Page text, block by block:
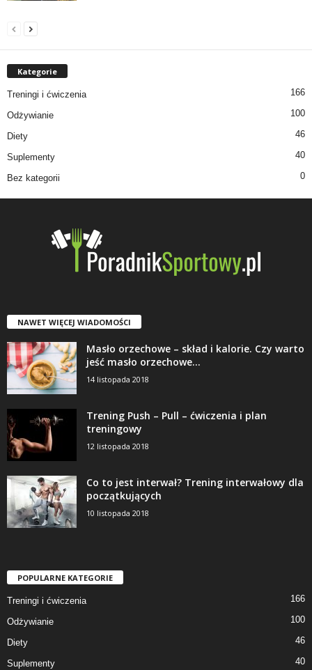
Kategorie
Treningi i ćwiczenia 166
Odżywianie 100
Diety 46
Suplementy 40
Bez kategorii 0
NAWET WIĘCEJ WIADOMOŚCI
Masło orzechowe – skład i kalorie. Czy warto
jeść masło orzechowe...
14 listopada 2018
Trening Push – Pull – ćwiczenia i plan
treningowy
12 listopada 2018
Co to jest interwał? Trening interwałowy dla
początkujących
10 listopada 2018
POPULARNE KATEGORIE
Treningi i ćwiczenia 166
Odżywianie 100
Diety 46
Suplementy 40